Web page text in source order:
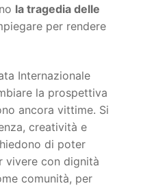
la tragedia delle
per rendere
Internazionale
la prospettiva
ancora vittime. Si
creatività e
di poter
vivere con dignità
comunità, per